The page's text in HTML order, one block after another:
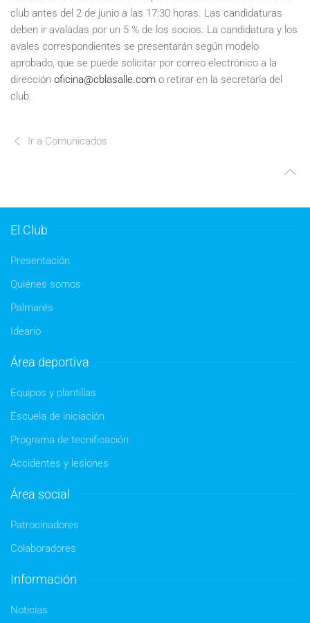
club antes del 2 de junio a las 17:30 horas. Las candidaturas
deben ir avaladas por un 5 % de los socios. La candidatura y los
avales correspondientes se presentarán según modelo
aprobado, que se puede solicitar por correo electrónico a la
dirección oficina@cblasalle.com o retirar en la secretaría del
club.
Ir a Comunicados
El Club
Presentación
Quiénes somos
Palmarés
Ideario
Área deportiva
Equipos y plantillas
Escuela de iniciación
Programa de tecnificación
Accidentes y lesiones
Área social
Patrocinadores
Colaboradores
Información
Noticias